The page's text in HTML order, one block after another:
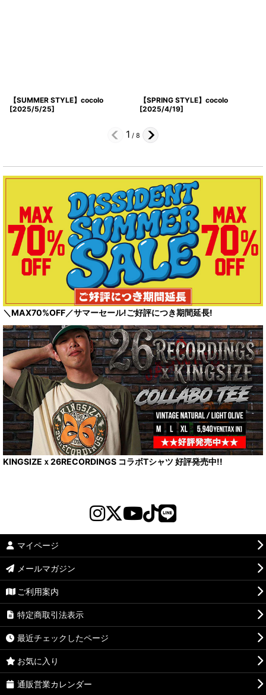
【SUMMER STYLE】cocolo
[2025/5/25]
【SPRING STYLE】cocolo
[2025/4/19]
1 / 8
＼MAX70%OFF／サマーセール!ご好評につき期間延長!
KINGSIZEｘ26RECORDINGS コラボTシャツ 好評発売中!!
マイページ
メールマガジン
ご利用案内
特定商取引法表示
最近チェックしたページ
お気に入り
通販営業カレンダー